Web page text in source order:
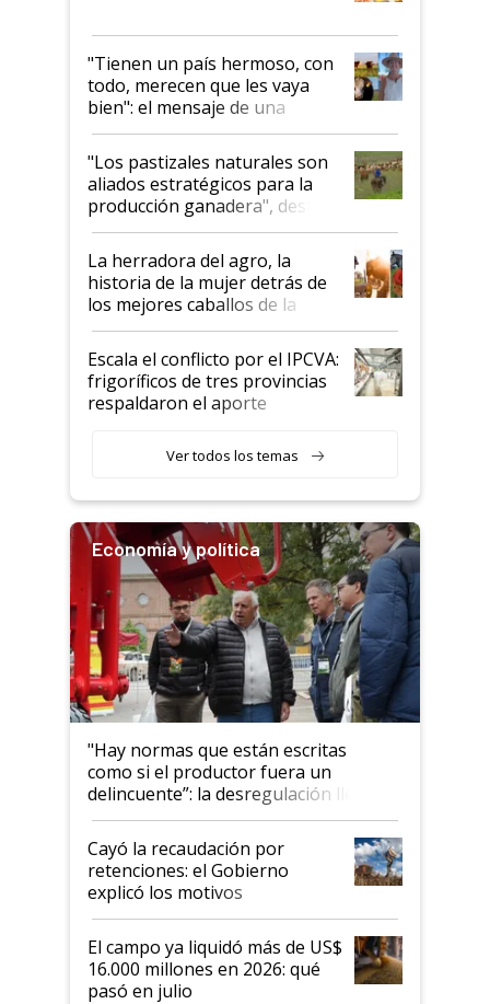
"Tienen un país hermoso, con
todo, merecen que les vaya
bien": el mensaje de una
ganadera uruguaya sobre las
oportunidades que se abren
para el agro en Argentina, con
foco en la carne
"Los pastizales naturales son
aliados estratégicos para la
producción ganadera", destaca
la iniciativa que ya reúne a 46
establecimientos en Argentina
La herradora del agro, la
historia de la mujer detrás de
los mejores caballos de la
Argentina y los mitos que
todavía hacen sufrir a estos
animales: "Mientras me
descalificaban, yo seguí
haciendo currículum"
Escala el conflicto por el IPCVA:
frigoríficos de tres provincias
respaldaron el aporte
Ver todos los temas
Economía y política
"Hay normas que están escritas
como si el productor fuera un
delincuente”: la desregulación llegó
al Congreso Aapresid y hasta se
habló del financiamiento al IPCVA
Cayó la recaudación por
retenciones: el Gobierno
explicó los motivos
El campo ya liquidó más de US$
16.000 millones en 2026: qué
pasó en julio